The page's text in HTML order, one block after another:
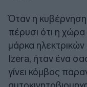
Όταν η
πέρυσι ότι η
μάρκα
Izera, ήταν ένα
γίνει κόμβος